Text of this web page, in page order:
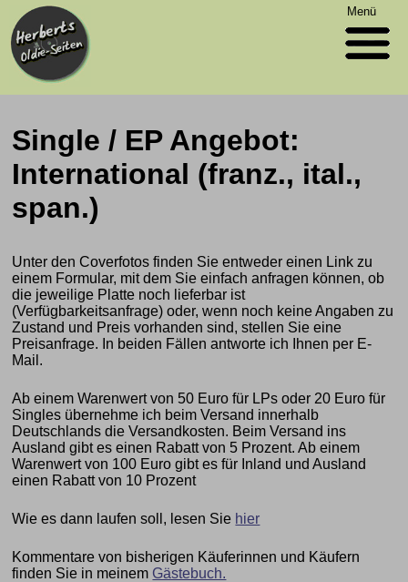
Menü
Single / EP Angebot:
International (franz., ital.,
span.)
Unter den Coverfotos finden Sie entweder einen Link zu
einem Formular, mit dem Sie einfach anfragen können, ob
die jeweilige Platte noch lieferbar ist
(Verfügbarkeitsanfrage) oder, wenn noch keine Angaben zu
Zustand und Preis vorhanden sind, stellen Sie eine
Preisanfrage. In beiden Fällen antworte ich Ihnen per E-
Mail.
Ab einem Warenwert von 50 Euro für LPs oder 20 Euro für
Singles übernehme ich beim Versand innerhalb
Deutschlands die Versandkosten. Beim Versand ins
Ausland gibt es einen Rabatt von 5 Prozent. Ab einem
Warenwert von 100 Euro gibt es für Inland und Ausland
einen Rabatt von 10 Prozent
Wie es dann laufen soll, lesen Sie hier
Kommentare von bisherigen Käuferinnen und Käufern
finden Sie in meinem Gästebuch.